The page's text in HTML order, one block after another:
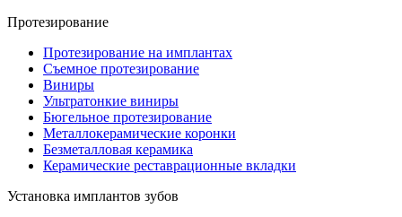
Протезирование
Протезирование на имплантах
Съемное протезирование
Виниры
Ультратонкие виниры
Бюгельное протезирование
Металлокерамические коронки
Безметалловая керамика
Керамические реставрационные вкладки
Установка имплантов зубов